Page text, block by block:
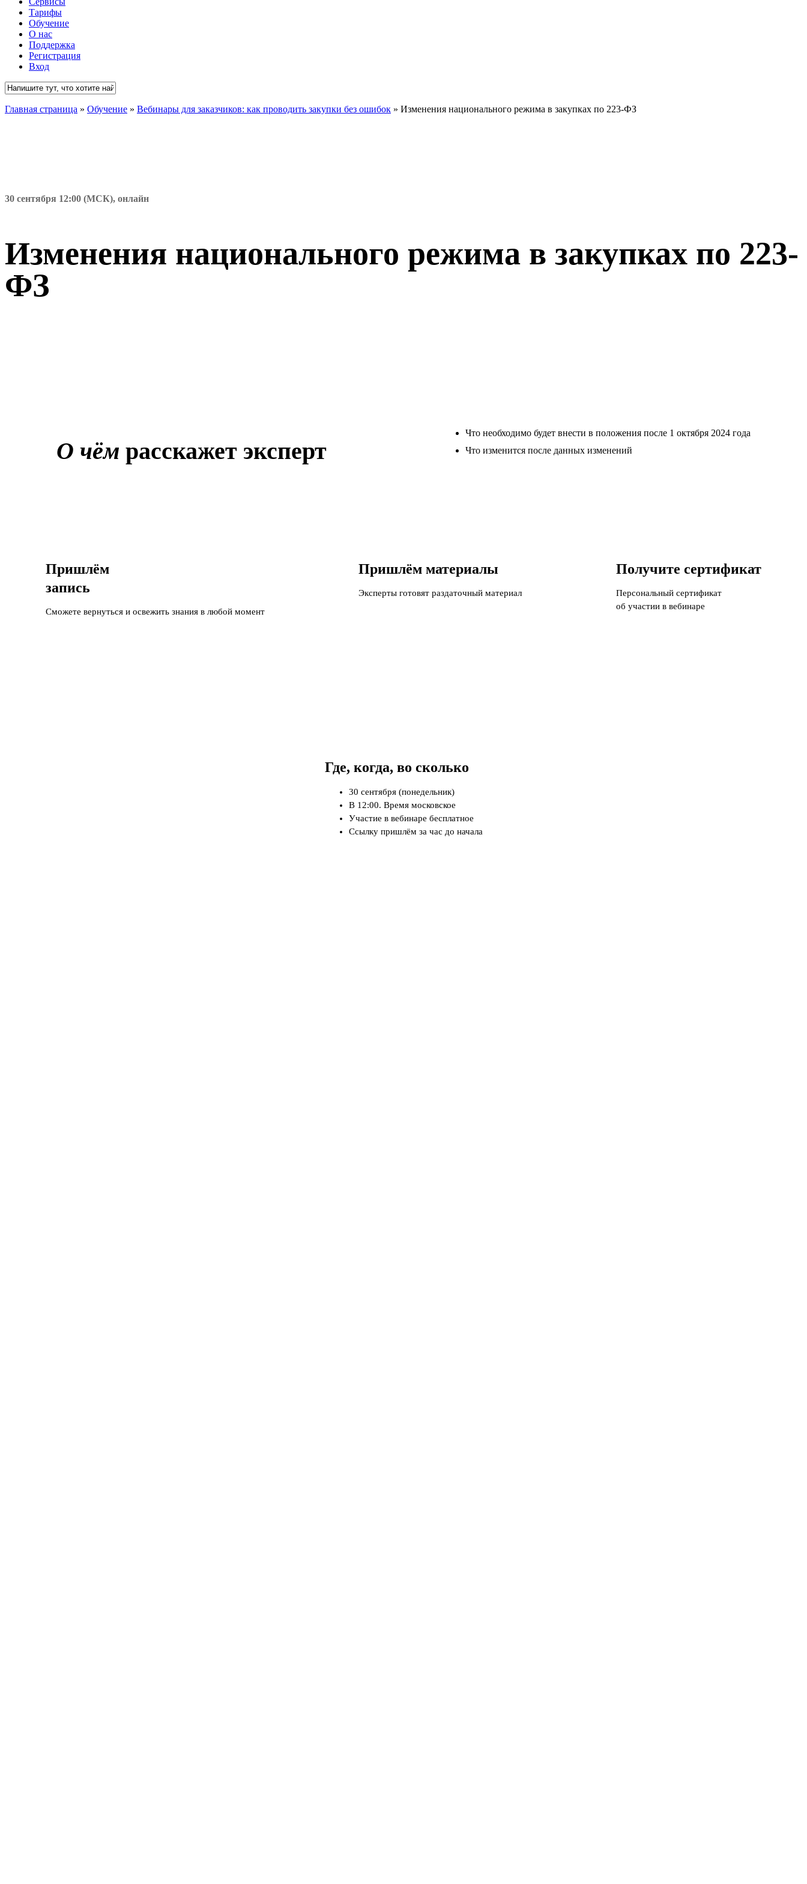
Тарифы
Обучение
О нас
Поддержка
Регистрация
Вход
Search
Главная страница » Обучение » Вебинары для заказчиков: как проводить закупки без ошибок » Изменения национального режима в закупках по 223-ФЗ
30 сентября 12:00 (МСК), онлайн
Изменения национального режима в закупках по 223-
ФЗ
О чём расскажет эксперт
Что необходимо будет внести в положения после 1 октября 2024 года
Что изменится после данных изменений
Пришлём
запись
Сможете вернуться и освежить знания в любой момент
Пришлём материалы
Эксперты готовят раздаточный материал
Получите сертификат
Персональный сертификат
об участии в вебинаре
Где, когда, во сколько
30 сентября (понедельник)
В 12:00. Время московское
Участие в вебинаре бесплатное
Ссылку пришлём за час до начала